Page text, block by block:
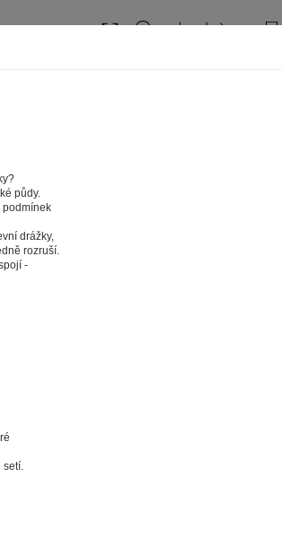
půdy.
podmínek
drážky,
rozruší.
-
bylo co nejlepší zážitkem.
ušetřili spoustu klikání a
Proto od vás potřebujeme souhlas se
které se dočasně ukládají ve vašem
souhlasíte s nastavením cookies tak,
služby na základě vašich údajů. Svůj